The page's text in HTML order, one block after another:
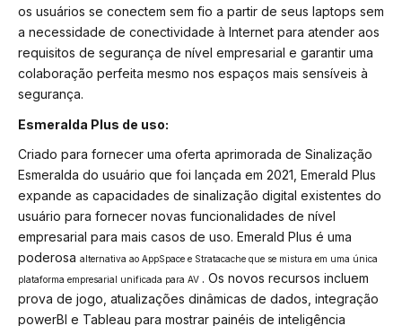
os usuários se conectem sem fio a partir de seus laptops sem
a necessidade de conectividade à Internet para atender aos
requisitos de segurança de nível empresarial e garantir uma
colaboração perfeita mesmo nos espaços mais sensíveis à
segurança.
Esmeralda Plus de uso:
Criado para fornecer uma oferta aprimorada de Sinalização
Esmeralda do usuário que foi lançada em 2021, Emerald Plus
expande as capacidades de sinalização digital existentes do
usuário para fornecer novas funcionalidades de nível
empresarial para mais casos de uso. Emerald Plus é uma
poderosa alternativa ao AppSpace e Stratacache que se mistura em uma única
plataforma empresarial unificada para AV . Os novos recursos incluem
prova de jogo, atualizações dinâmicas de dados, integração
powerBI e Tableau para mostrar painéis de inteligência